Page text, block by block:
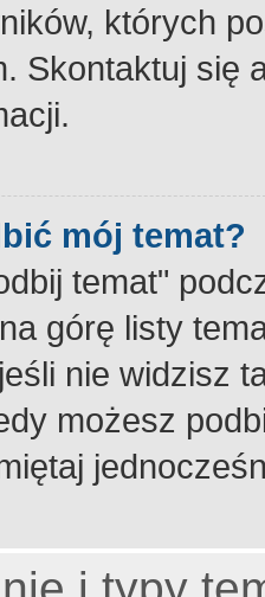
których
Skontaktuj się
mój temat?
temat"
górę listy
nie widzisz
możesz